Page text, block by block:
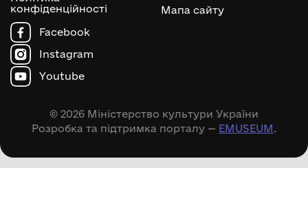
конфіденційності
Мапа сайту
Facebook
Instagram
Youtube
© 2026 Міністерство культури України
Розробка та підтримка порталу — EMUSEUM.